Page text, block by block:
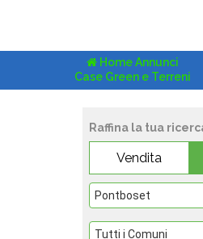
Home Annunci
Case Green e Terreni
Raffina la tua
Vendita